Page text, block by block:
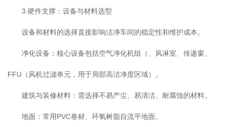
3.硬件支撑：设备与材料选型
设备和材料的选择直接影响洁净车间的稳定性和维护成本。
净化设备：核心设备包括空气净化机组（、风淋室、传递窗、
FFU（风机过滤单元，用于局部高洁净度区域）。
建筑与装修材料：需选择不易产尘、易清洁、耐腐蚀的材料。
地面：常用PVC卷材、环氧树脂自流平地面。